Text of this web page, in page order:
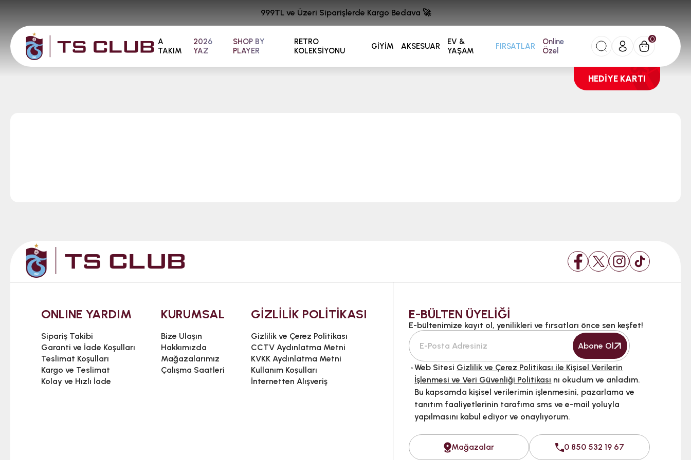
A
TAKIM
2026
YAZ
SHOP BY
PLAYER
RETRO
KOLEKSİYONU
GİYİM AKSESUAR
EV &
YAŞAM
FIRSATLAR
Online
Özel
0
HEDİYE KARTI
999TL ve Üzeri Siparişlerde Kargo Bedava 🚀
ONLINE YARDIM
Sipariş Takibi
Garanti ve İade Koşulları
Teslimat Koşulları
Kargo ve Teslimat
Kolay ve Hızlı İade
KURUMSAL
Bize Ulaşın
Hakkımızda
Mağazalarımız
Çalışma Saatleri
GİZLİLİK POLİTİKASI
Gizlilik ve Çerez Politikası
CCTV Aydınlatma Metni
KVKK Aydınlatma Metni
Kullanım Koşulları
İnternetten Alışveriş
E-BÜLTEN ÜYELİĞİ
E-bültenimize kayıt ol, yenilikleri ve fırsatları önce sen keşfet!
Abone Ol
Web Sitesi Gizlilik ve Çerez Politikası ile Kişisel Verilerin
İşlenmesi ve Veri Güvenliği Politikası nı okudum ve anladım.
Bu kapsamda kişisel verilerimin işlenmesini, pazarlama ve
tanıtım faaliyetlerinin tarafıma sms ve e-mail yoluyla
yapılmasını kabul ediyor ve onaylıyorum.
Mağazalar 0 850 532 19 67